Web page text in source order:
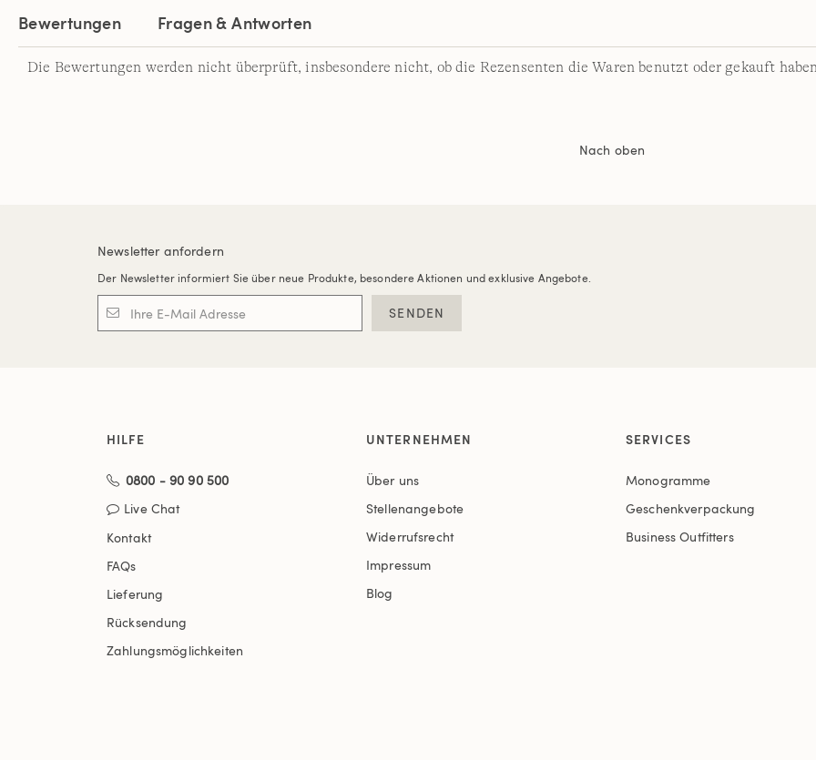
Bewertungen Fragen & Antworten
Die Bewertungen werden nicht überprüft, insbesondere nicht, ob die Rezensenten die Waren benutzt oder gekauft
Nach oben
Newsletter anfordern
Der Newsletter informiert Sie über neue Produkte, besondere Aktionen und exklusive Angebote.
SENDEN
HILFE
0800 - 90 90 500
Live Chat
Kontakt
FAQs
Lieferung
Rücksendung
Zahlungsmöglichkeiten
UNTERNEHMEN
Über uns
Stellenangebote
Widerrufsrecht
Impressum
Blog
SERVICES
Monogramme
Geschenkverpackung
Business Outfitters